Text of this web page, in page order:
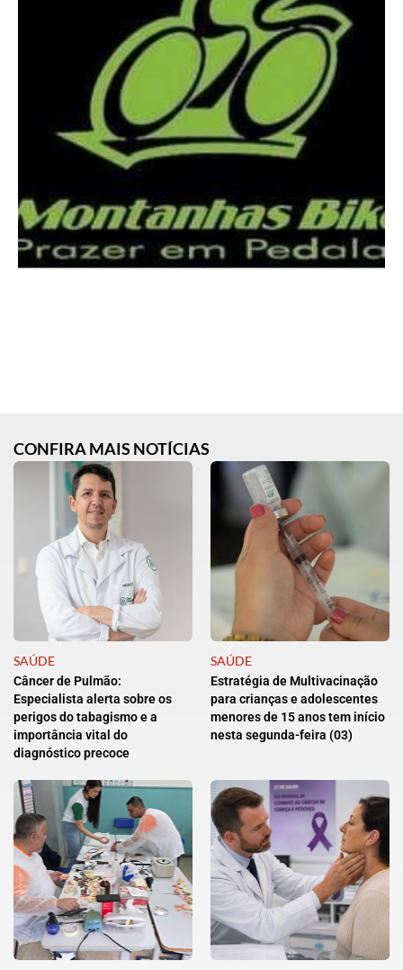
CONFIRA MAIS NOTÍCIAS
SAÚDE
Câncer de Pulmão:
Especialista alerta sobre os
perigos do tabagismo e a
importância vital do
diagnóstico precoce
SAÚDE
Estratégia de Multivacinação
para crianças e adolescentes
menores de 15 anos tem início
nesta segunda-feira (03)